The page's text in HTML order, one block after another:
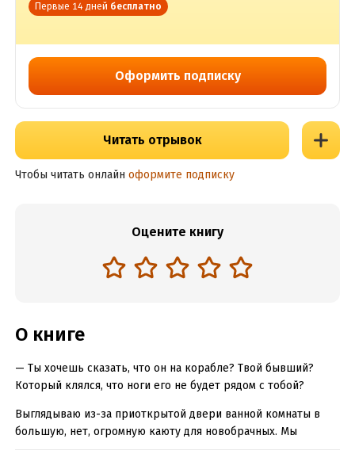
Первые 14 дней бесплатно
Оформить подписку
Читать отрывок
Чтобы читать онлайн оформите подписку
Оцените книгу
О книге
— Ты хочешь сказать, что он на корабле? Твой бывший?
Который клялся, что ноги его не будет рядом с тобой?
Выглядываю из-за приоткрытой двери ванной комнаты в
большую, нет, огромную каюту для новобрачных. Мы